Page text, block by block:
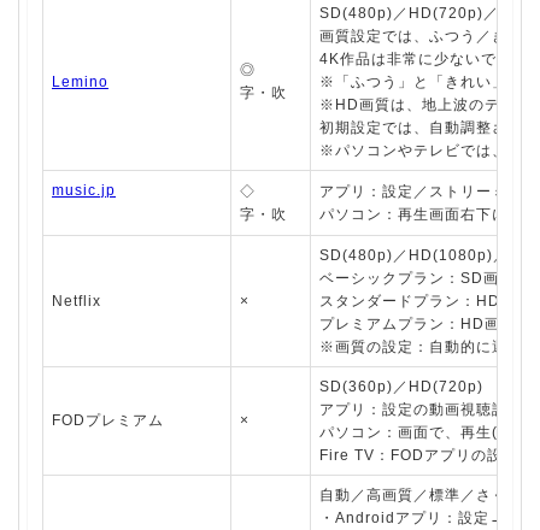
Lemino
◎
字・吹
SD(480p)／HD(720p)／
画質設定では、ふつう／きれ
4K作品は非常に少ないです。
※「ふつう」と「きれい」は
※HD画質は、地上波のテレビ
初期設定では、自動調整され
※パソコンやテレビでは、画
music.jp
◇
字・吹
アプリ：設定／ストリーミン
パソコン：再生画面右下にあ
Netflix ×
SD(480p)／HD(1080p)／
ベーシックプラン：SD画質
スタンダードプラン：HD画質
プレミアムプラン：HD画質、
※画質の設定：自動的に選択
FODプレミアム ×
SD(360p)／HD(720p)
アプリ：設定の動画視聴設定
パソコン：画面で、再生(自動
Fire TV：FODアプリの設定→
自動／高画質／標準／さくさ
・Androidアプリ：設定→画